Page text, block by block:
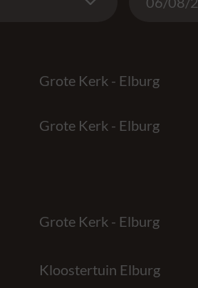
Grote Kerk - Elburg
Grote Kerk - Elburg
Grote Kerk - Elburg
Kloostertuin Elburg